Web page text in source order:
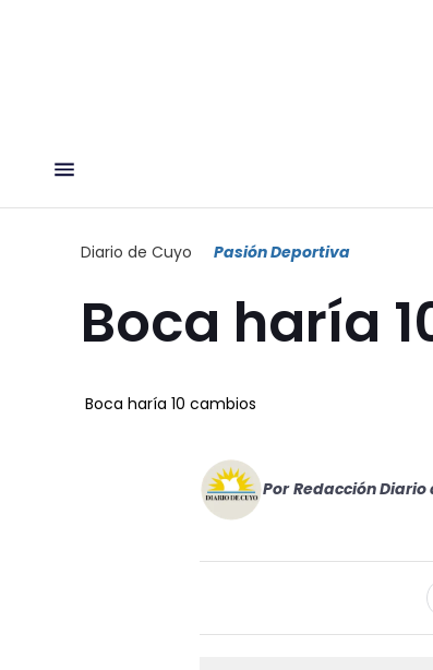
Diario de Cuyo Pasión Deportiva
Boca haría
Boca haría 10 cambios
Por Redacción Diario